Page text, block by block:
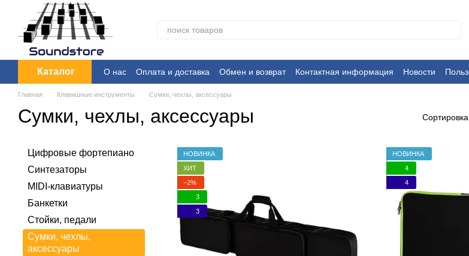
Перейти к основному контенту
Каталог О нас Оплата и доставка Обмен и возврат Контактная информация Новости
Главная Клавишные инструменты Сумки, чехлы, аксессуары
Сумки, чехлы, аксессуары
НОВИНКА
ХИТ
−2%
3
3
НОВИНКА
4
4
Цифровые фортепиано
Синтезаторы
MIDI-клавиатуры
Банкетки
Стойки, педали
Сумки, чехлы,
аксессуары